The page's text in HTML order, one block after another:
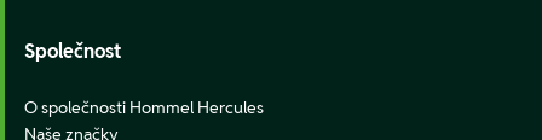
Společnost
O společnosti Hommel Hercules
Naše značky